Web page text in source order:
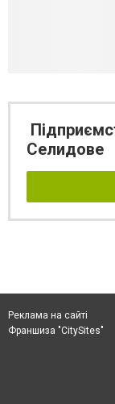
Селидове
Реклама на сайті
Франшиза "CitySites"